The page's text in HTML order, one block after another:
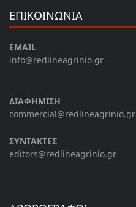
ΕΠΙΚΟΙΝΩΝΙΑ
EMAIL
info@redlineagrinio.gr
ΔΙΑΦΗΜΙΣΗ
commercial@redlineagrinio.gr
ΣΥΝΤΑΚΤΕΣ
editors@redlineagrinio.gr